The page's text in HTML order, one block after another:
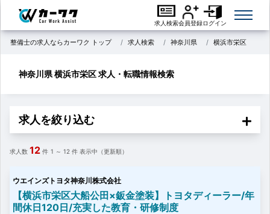
求人検索会員登録ログイン
整備士の求人ならカーワク トップ 求人検索 神奈川県 横浜市栄区
神奈川県 横浜市栄区 求人・転職情報検索
求人を絞り込む
求人数 12 件 1 ～ 12 件 表示中（更新順）
ウエインズトヨタ神奈川株式会社
【横浜市栄区大船公田×鈑金塗装】トヨタディーラー/年
間休日120日/充実した教育・研修制度